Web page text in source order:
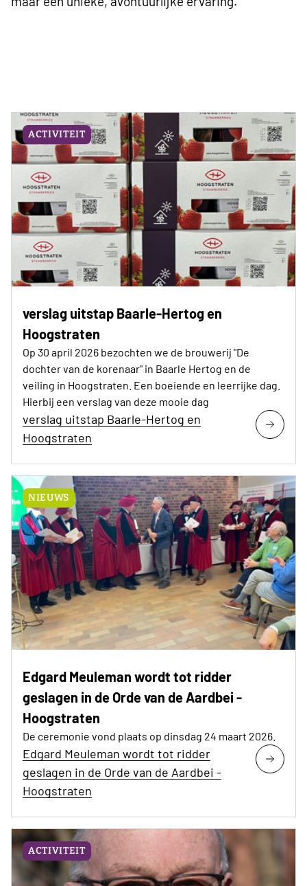
ACTIVITEIT
verslag uitstap Baarle-Hertog en
Hoogstraten
Op 30 april 2026 bezochten we de brouwerij "De
dochter van de korenaar" in Baarle Hertog en de
veiling in Hoogstraten. Een boeiende en leerrijke dag.
Hierbij een verslag van deze mooie dag
verslag uitstap Baarle-Hertog en
Hoogstraten
NIEUWS
Edgard Meuleman wordt tot ridder
geslagen in de Orde van de Aardbei -
Hoogstraten
De ceremonie vond plaats op dinsdag 24 maart 2026.
Edgard Meuleman wordt tot ridder
geslagen in de Orde van de Aardbei -
Hoogstraten
ACTIVITEIT